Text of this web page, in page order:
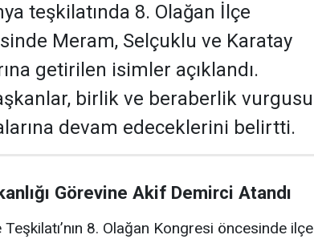
teşkilatında 8. Olağan İlçe
Meram, Selçuklu ve Karatay
getirilen isimler açıklandı.
birlik ve beraberlik vurgusu
devam edeceklerini belirtti.
Görevine Akif Demirci Atandı
8. Olağan Kongresi öncesinde ilçe